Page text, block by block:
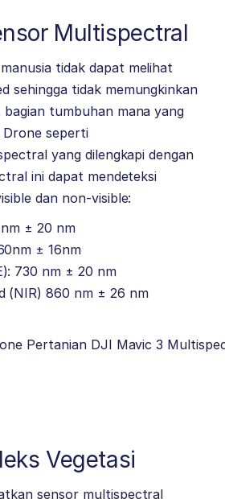
Multispectral
tidak dapat melihat
sehingga tidak memungkinkan
tumbuhan mana yang
seperti
yang dilengkapi dengan
ini dapat mendeteksi
dan non-visible:
± 20 nm
± 16nm
730 nm ± 20 nm
(NIR) 860 nm ± 26 nm
Pertanian DJI Mavic 3
Vegetasi
sensor multispectral